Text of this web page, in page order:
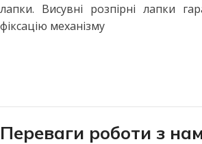
лапки. Висувні розпірні лапки
фіксацію механізму
Переваги роботи з